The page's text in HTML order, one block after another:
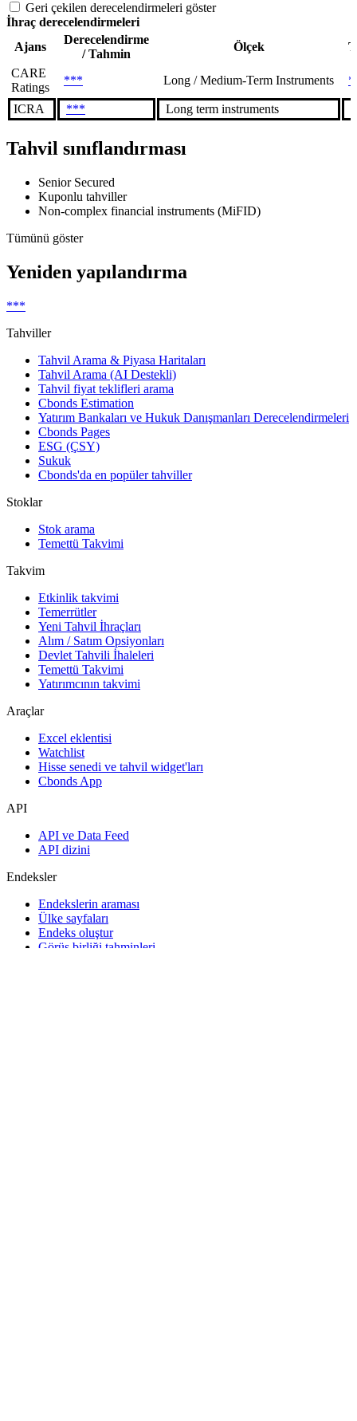
Geri çekilen derecelendirmeleri göster
İhraç derecelendirmeleri
Ajans
Derecelendirme
/ Tahmin
Ölçek
CARE
Ratings
*** Long / Medium-Term Instruments
ICRA *** Long term instruments
Tahvil sınıflandırması
Senior Secured
Kuponlu tahviller
Non-complex financial instruments (MiFID)
Tümünü göster
Yeniden yapılandırma
***
Tahviller
Tahvil Arama & Piyasa Haritaları
Tahvil Arama (AI Destekli)
Tahvil fiyat teklifleri arama
Cbonds Estimation
Yatırım Bankaları ve Hukuk Danışmanları Derecelendirmeleri
Cbonds Pages
ESG (ÇSY)
Sukuk
Cbonds'da en popüler tahviller
Stoklar
Stok arama
Temettü Takvimi
Takvim
Etkinlik takvimi
Temerrütler
Yeni Tahvil İhraçları
Alım / Satım Opsiyonları
Devlet Tahvili İhaleleri
Temettü Takvimi
Yatırımcının takvimi
Araçlar
Excel eklentisi
Watchlist
Hisse senedi ve tahvil widget'ları
Cbonds App
API
API ve Data Feed
API dizini
Endeksler
Endekslerin araması
Ülke sayfaları
Endeks oluştur
Görüş birliği tahminleri